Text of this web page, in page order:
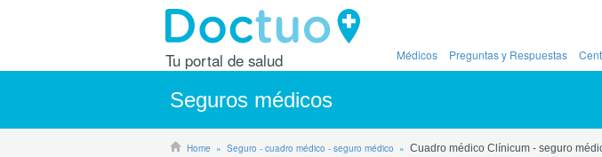
Tu portal de salud Médicos Preguntas y Respuestas
Seguros médicos
Home Seguro - cuadro médico - seguro médico Cuadro médico Clínicum - seguro